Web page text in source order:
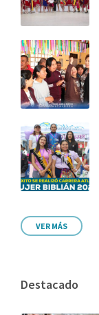
VER MÁS
Destacado